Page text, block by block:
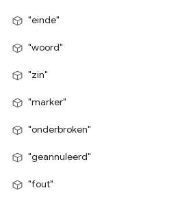
"einde"
"woord"
"zin"
"marker"
"onderbroken"
"geannuleerd"
"fout"